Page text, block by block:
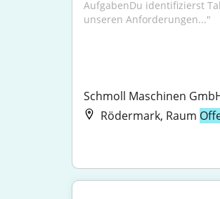
AufgabenDu identifizierst
unseren Anforderungen..."
Schmoll Maschinen
Rödermark, Raum